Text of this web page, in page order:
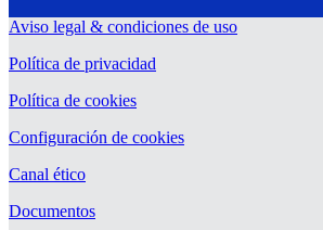
Aviso legal & condiciones de uso
Política de privacidad
Política de cookies
Configuración de cookies
Canal ético
Documentos